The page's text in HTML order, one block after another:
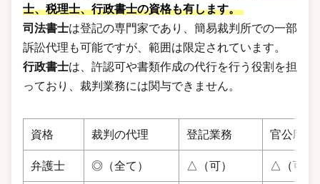
士、税理士、行政書士の資格も有します。
司法書士は登記の専門家であり、簡易裁判所での一部
訴訟代理も可能ですが、範囲は限定されています。
行政書士は、許認可や書類作成の代行を行う役割を担
っており、裁判業務には関与できません。
資格 裁判の代理 登記業務 官公庁書
弁護士 ◎（全て） △（可） △（可）